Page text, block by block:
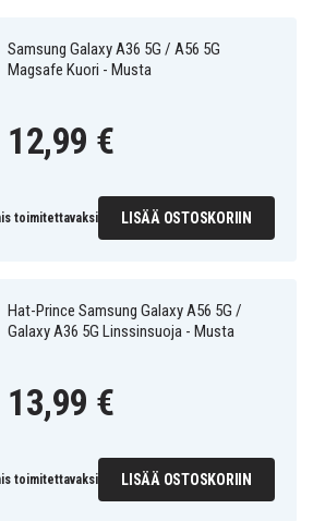
Samsung Galaxy A36 5G / A56 5G
Magsafe Kuori - Musta
12,99 €
toimitettavaksi LISÄÄ OSTOSKORIIN
Hat-Prince Samsung Galaxy A56 5G /
Galaxy A36 5G Linssinsuoja - Musta
13,99 €
toimitettavaksi LISÄÄ OSTOSKORIIN